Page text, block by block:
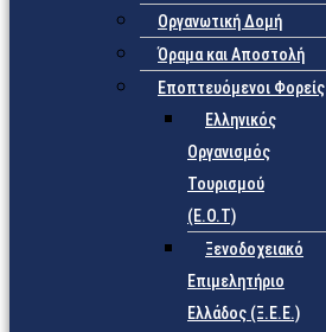
Οργανωτική Δομή
Όραμα και Αποστολή
Εποπτευόμενοι Φορείς
Eλληνικός
Οργανισμός
Τουρισμού
(Ε.Ο.Τ)
Ξενοδοχειακό
Επιμελητήριο
Ελλάδος (Ξ.Ε.Ε.)